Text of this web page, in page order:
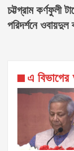
চট্টগ্রাম কর্ণফুলী
পরিদর্শনে ওবায়দুল
এ